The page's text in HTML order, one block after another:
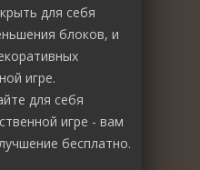
для себя
блоков, и
игре.
для себя
игре - вам
бесплатно.